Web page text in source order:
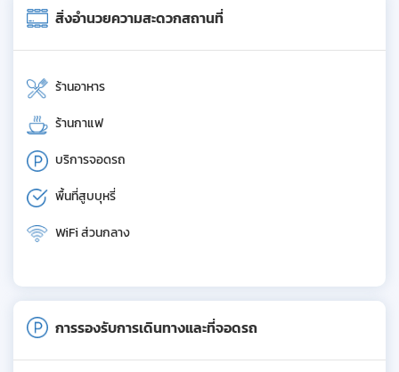
สิ่งอำนวยความสะดวกสถานที่
ร้านอาหาร
ร้านกาแฟ
บริการจอดรถ
พื้นที่สูบบุหรี่
WiFi ส่วนกลาง
การรองรับการเดินทางและที่จอดรถ